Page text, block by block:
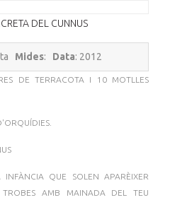
DEL CUNNUS
Mides: Data: 2012
DE TERRACOTA I 10 MOTLLES
QUE SOLEN APARÈIXER
AMB MAINADA DEL TEU